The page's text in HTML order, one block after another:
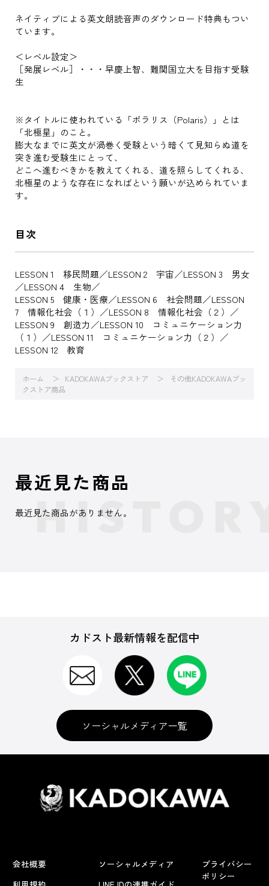
ネイティブによる英文朗読音声のダウンロード特典もつい
ています。
＜レベル設定＞
［発展レベル］・・・早慶上智、難関国立大を目指す受験
生
※タイトルに使われている「ポラリス（Polaris）」とは
「北極星」のこと。
膨大なまでに英文が渦巻く受験という暗くて見知らぬ道を
突き進む受験生にとって、
どこへ進むべきかを教えてくれる、道を照らしてくれる、
北極星のような存在になればという願いが込められていま
す。
目次
LESSON 1 移民問題／LESSON 2 宇宙／LESSON 3 男女
／LESSON 4 生物／
LESSON 5 健康・医療／LESSON 6 社会問題／LESSON
7 情報化社会（１）／LESSON 8 情報化社会（２）／
LESSON 9 創造力／LESSON 10 コミュニケーション力
（１）／LESSON 11 コミュニケーション力（２）／
LESSON 12 教育
ホーム KADOKAWAブックストア
その他KADOKAWAブッ
クストア商品
最近見た商品
最近見た商品がありません。
カドスト最新情報を配信中
ソーシャルメディア一覧
会社概要
ソーシャルメディア
プライバシー
ポリシー